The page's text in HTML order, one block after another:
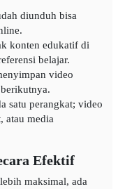
diunduh bisa
konten edukatif di
belajar.
video
satu perangkat; video
atau media
Efektif
maksimal, ada